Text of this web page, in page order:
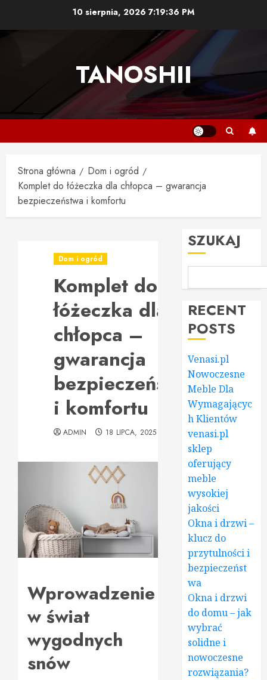
10 sierpnia, 20267:19:37 PM
TANOSHII
Strona główna
Dom i ogród
Komplet do łóżeczka dla chłopca – gwarancja
bezpieczeństwa i komfortu
Dom i ogród
Komplet do
łóżeczka dla
chłopca –
gwarancja
bezpieczeństwa
i komfortu
ADMIN 18 LIPCA, 2025
Wprowadzenie
w świat
wygodnych
snów
SZUKAJ
RECENT
POSTS
Venasi.pl
Nowoczesne
Meble Dla
Wymagającyc
h Klientów
venasi.pl
sklep
oferujący
meble
wysokiej
jakości
Okna i drzwi –
klucz do
przytulności i
bezpieczeńst
wa
Okna i drzwi
do domu – jak
wybrać
solidne i
nowoczesne
rozwiązania?